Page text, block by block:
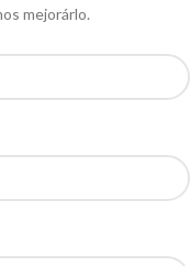
mejorárlo.